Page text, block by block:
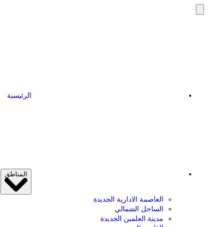
تخطى
الرئيسية
المناطق
العاصمة الادارية الجديدة
الساحل الشمالي
مدينة العلمين الجديدة